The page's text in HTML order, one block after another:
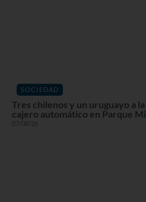
SOCIEDAD
Tres chilenos y un uruguayo a
cajero automático en Parque
07/08/26